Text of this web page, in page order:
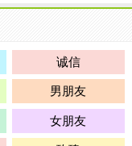
诚信
男朋友
女朋友